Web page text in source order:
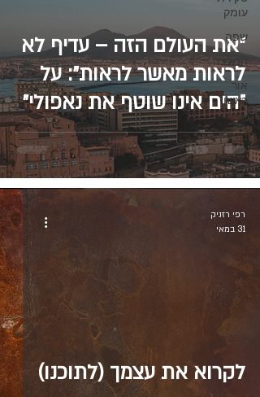
עומק
שפה
המלצה
אור
ראשון
״את העולם הזה – עדיף לא
לראות מאשר לראות״: על
״הים אינו שוטף את נאפולי״
מאת אנה מריה אורטזה
לקרוא את עצמך (לתוכנו)
רפי רזניק
31 במאי